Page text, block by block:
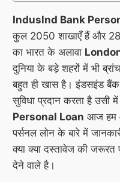
Induslnd Bank
कुल 2050 शाखाएँ हैं और
का भारत के अलावा
दुनिया के बड़े शहरों में भी
बहुत ही खास है। इंडसइंड
सुविधा प्रदान करता है उसी
Personal Loan आज हम
पर्सनल लोन के बारे में
क्या क्या दस्तावेज की जरूरत
देने वाले है।